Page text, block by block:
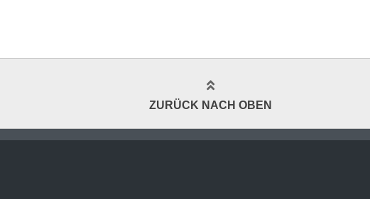
ZURÜCK NACH OBEN